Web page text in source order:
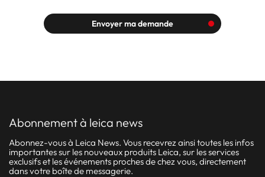
Envoyer ma demande
abonnement à leica news
Abonnez-vous à Leica News. Vous recevrez ainsi toutes les infos
importantes sur les nouveaux produits Leica, sur les services
exclusifs et les événements proches de chez vous, directement
dans votre boîte de messagerie.